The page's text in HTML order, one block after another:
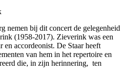
nemen bij dit concert de gelegenheid
(1958-2017). Zieverink was een
en accordeonist. De Staar heeft
van hem in het repertoire en
die, in zijn herinnering, ten